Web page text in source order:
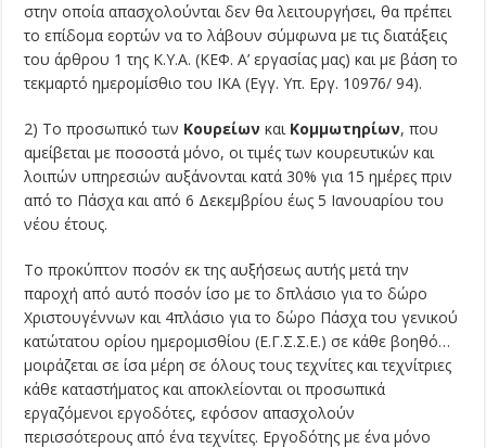
στην οποία απασχολούνται δεν θα λειτουργήσει, θα πρέπει
το επίδομα εορτών να το λάβουν σύμφωνα με τις διατάξεις
του άρθρου 1 της Κ.Υ.Α. (ΚΕΦ. Α’ εργασίας μας) και με βάση το
τεκμαρτό ημερομίσθιο του ΙΚΑ (Εγγ. Υπ. Εργ. 10976/ 94).
2) Το προσωπικό των Κουρείωνκαι Κομμωτηρίων, που
αμείβεται με ποσοστά μόνο, οι τιμές των κουρευτικών και
λοιπών υπηρεσιών αυξάνονται κατά 30% για 15 ημέρες πριν
από το Πάσχα και από 6 Δεκεμβρίου έως 5 Ιανουαρίου του
νέου έτους.
Το προκύπτον ποσόν εκ της αυξήσεως αυτής μετά την
παροχή από αυτό ποσόν ίσο με το δπλάσιο για το δώρο
Χριστουγέννων και 4πλάσιο για το δώρο Πάσχα του γενικού
κατώτατου ορίου ημερομισθίου (Ε.Γ.Σ.Σ.Ε.) σε κάθε βοηθό…
μοιράζεται σε ίσα μέρη σε όλους τους τεχνίτες και τεχνίτριες
κάθε καταστήματος και αποκλείονται οι προσωπικά
εργαζόμενοι εργοδότες, εφόσον απασχολούν
περισσότερους από ένα τεχνίτες. Εργοδότης με ένα μόνο